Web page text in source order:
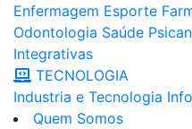
Enfermagem Esporte
Odontologia Saúde
Integrativas
TECNOLOGIA
Industria e Tecnologia
Quem Somos